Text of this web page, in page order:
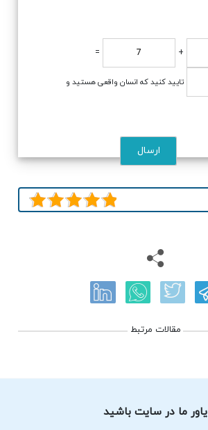
+
=
تایید کنید که انسان واقعی هستید و
مقالات مرتبط
یاور ما در سایت باشید